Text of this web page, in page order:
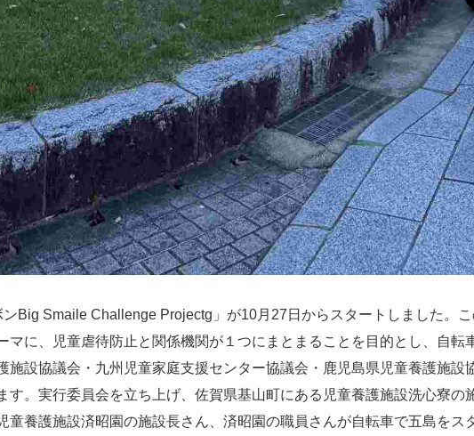
Big Smaile Challenge Projectg」が10月27日からスタートしました。
マに、児童虐待防止と関係機関が１つにまとまることを目的とし、自転
施設協議会・九州児童家庭支援センター協議会・鹿児島県児童養護施設
す。実行委員会を立ち上げ、佐賀県基山町にある児童養護施設洗心寮の
童養護施設済昭園の施設長さん、済昭園の職員さんが自転車で五島をス